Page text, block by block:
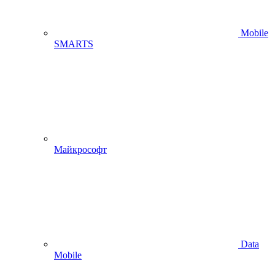
Mobile
SMARTS
Майкрософт
Data
Mobile